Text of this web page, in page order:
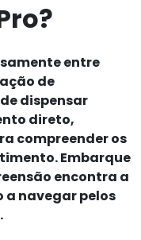
entre
de
dispensar
direto,
compreender os
Embarque
encontra a
navegar pelos